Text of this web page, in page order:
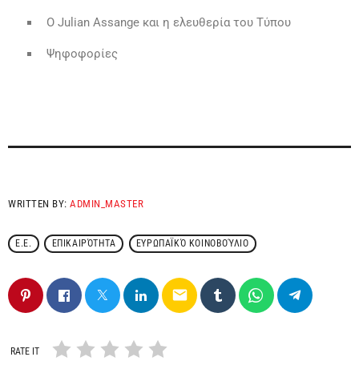
Ο Julian Assange και η ελευθερία του Τύπου
Ψηφοφορίες
WRITTEN BY:ADMIN_MASTER
Ε.Ε. ΕΠΙΚΑΙΡΌΤΗΤΑ ΕΥΡΩΠΑΪΚΌ ΚΟΙΝΟΒΟΎΛΙΟ
email
RATE IT